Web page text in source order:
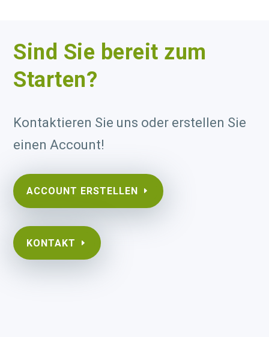
Sind Sie bereit zum
Starten?
Kontaktieren Sie uns oder erstellen Sie
einen Account!
ACCOUNT ERSTELLEN
KONTAKT